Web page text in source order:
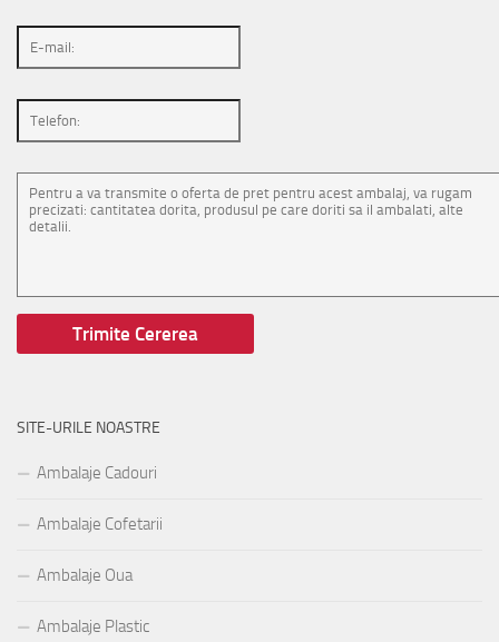
SITE-URILE NOASTRE
Ambalaje Cadouri
Ambalaje Cofetarii
Ambalaje Oua
Ambalaje Plastic